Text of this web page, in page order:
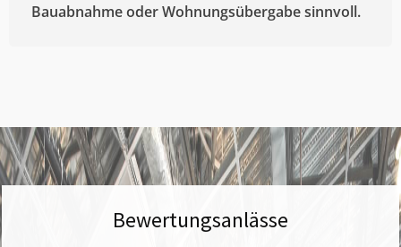
Bauabnahme oder Wohnungsübergabe sinnvoll.
Bewertungsanlässe